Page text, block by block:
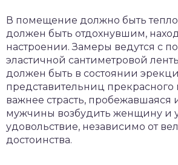
В помещение должно быть
должен быть отдохнувшим,
настроении. Замеры ведутся с
эластичной сантиметровой
должен быть в состоянии
представительниц прекрасного
важнее страсть, пробежавшаяся
мужчины возбудить женщину и
удовольствие, независимо от
достоинства.